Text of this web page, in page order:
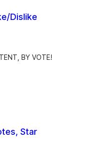
Dislike
BY VOTE!
Star